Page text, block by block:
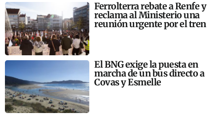
Ferrolterra rebate a Renfe y
reclama al Ministerio una
reunión urgente por el tren
El BNG exige la puesta en
marcha de un bus directo a
Covas y Esmelle